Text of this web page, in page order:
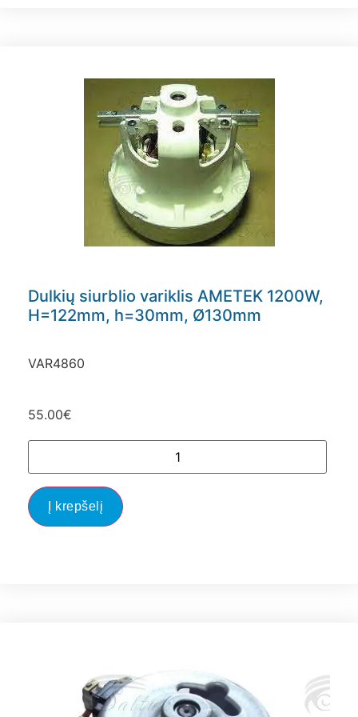
Dulkių siurblio variklis AMETEK 1200W,
H=122mm, h=30mm, Ø130mm
VAR4860
55.00€
Į krepšelį